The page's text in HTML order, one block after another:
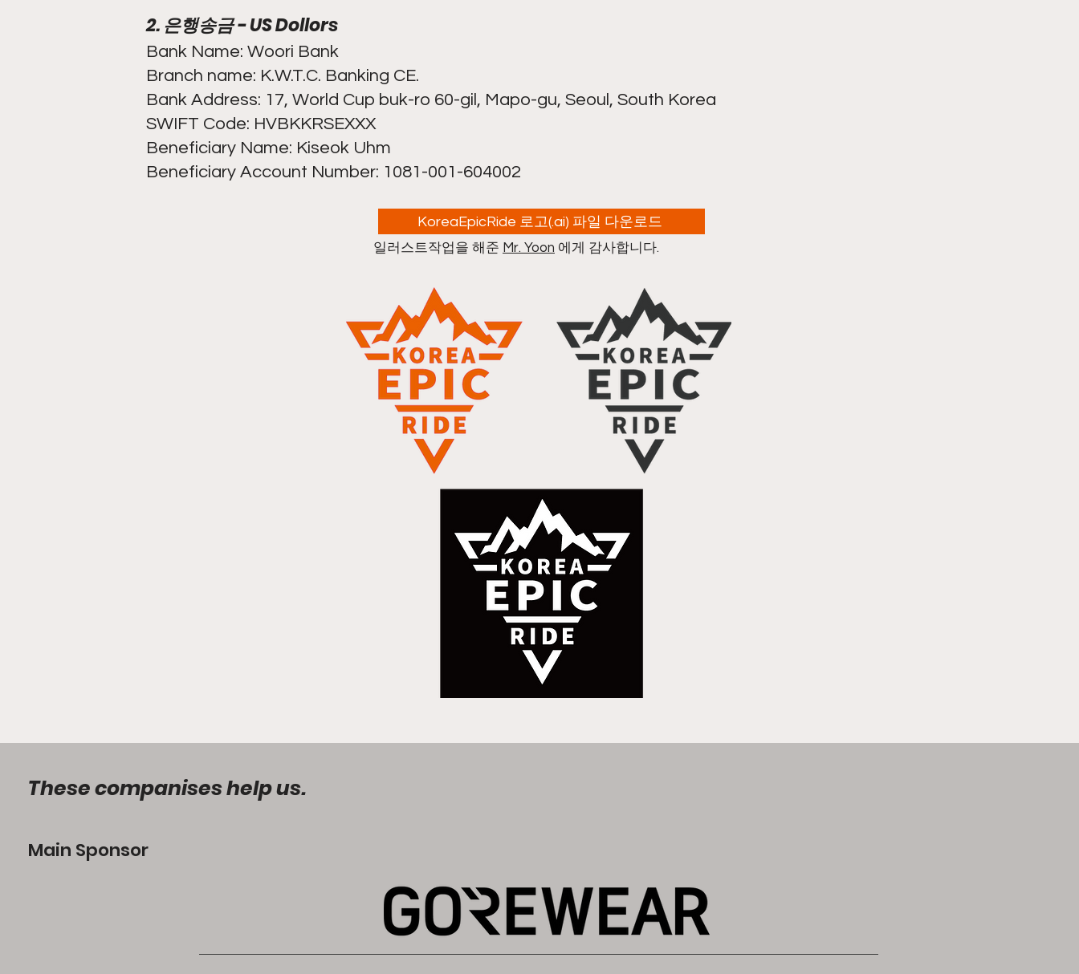
2. 은행송금 - US Dollors
Bank Name: Woori Bank
Branch name: K.W.T.C. Banking CE.
Bank Address: 17, World Cup buk-ro 60-gil, Mapo-gu, Seoul, South Korea
SWIFT Code: HVBKKRSEXXX
Beneficiary Name: Kiseok Uhm
Beneficiary Account Number: 1081-001-604002
KoreaEpicRide 로고(.ai) 파일 다운로드
일러스트작업을 해준 Mr. Yoon 에게 감사합니다.
These companises help us.
Main Sponsor